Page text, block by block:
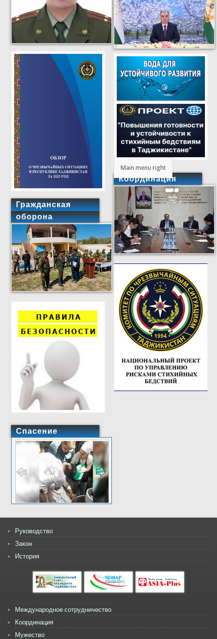
Гражданская
оборона
Спасение
Main menu right
Координация
Руководство
Закон
История
Международное сотрудничество
Координация
Мужество